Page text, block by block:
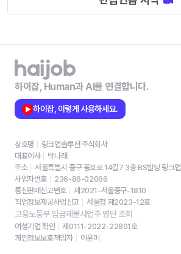
하이잡, Human과 AI를 연결합니다.
하이잡, 이렇게 사용하세요.
상호명
링크업솔루션 주식회사
대표이사
박나래
주소
서울특별시 중구 동호로 14길7 3층 BS빌딩 링크
사업자번호
236-86-02066
통신판매신고번호
제2021-서울중구-1810
직업정보제공사업신고
서울청 제2023-12호
고용노동부 임금체불사업주 명단 조회
여성기업 확인
제0111-2022-22801호
개인정보보호책임자
이윤미